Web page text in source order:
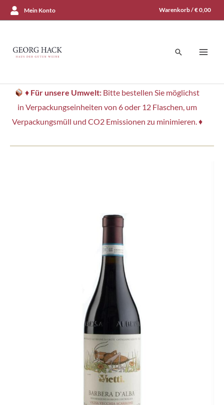
Zum
Inhalt
Mein Konto Warenkorb /€0,00
Suchen
♦ Für unsere Umwelt: Bitte bestellen Sie möglichst
in Verpackungseinheiten von 6 oder 12 Flaschen, um
Verpackungsmüll und CO2 Emissionen zu minimieren. ♦